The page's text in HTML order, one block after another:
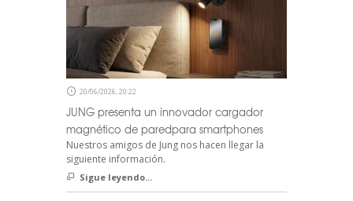
20/06/2026, 20:22
JUNG presenta un innovador cargador
magnético de paredpara smartphones
Nuestros amigos de Jung nos hacen llegar la
siguiente información.
Sigue leyendo...